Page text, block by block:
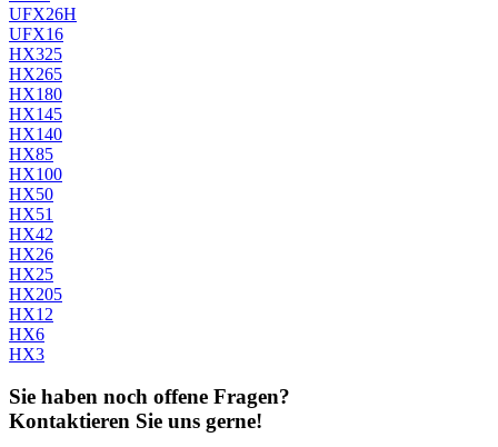
UFX26H
UFX16
HX325
HX265
HX180
HX145
HX140
HX85
HX100
HX50
HX51
HX42
HX26
HX25
HX205
HX12
HX6
HX3
Sie haben noch offene Fragen?
Kontaktieren Sie uns gerne!